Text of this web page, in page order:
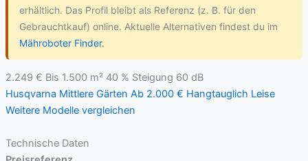
erhältlich. Das Profil bleibt als Referenz (z. B. für den
Gebrauchtkauf) online. Aktuelle Alternativen findest du im
Mähroboter Finder.
2.249 € Bis 1.500 m² 40 % Steigung 60 dB
Husqvarna Mittlere Gärten Ab 2.000 € Hangtauglich Leise
Weitere Modelle vergleichen
Technische Daten